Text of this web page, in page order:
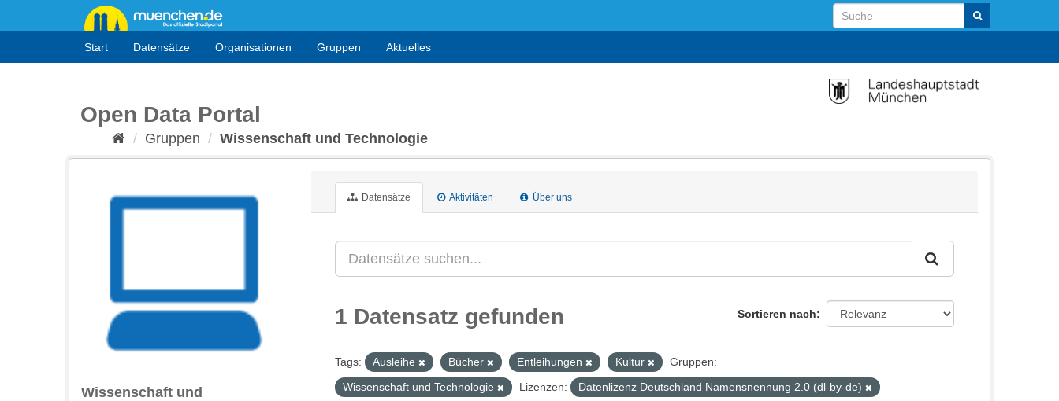
Start Datensätze Organisationen Gruppen Aktuelles
Open Data Portal
Gruppen Wissenschaft und Technologie
Wissenschaft und
Datensätze Aktivitäten Über uns
Sortieren nach
1 Datensatz gefunden
Tags: Ausleihe Bücher Entleihungen Kultur
Gruppen:
Wissenschaft und Technologie
Lizenzen: Datenlizenz Deutschland Namensnennung 2.0 (dl-by-de)